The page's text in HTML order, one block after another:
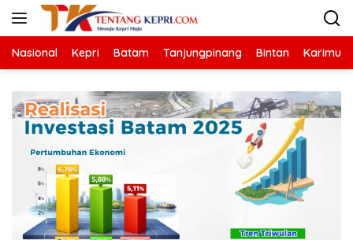
Langsung
Nasional Kepri Batam Tanjungpinang Bintan Karimun